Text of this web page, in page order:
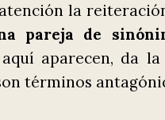
la
pareja de
aparecen, da la
términos